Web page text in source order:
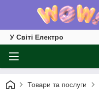
У Світі Електро
Товари та послуги